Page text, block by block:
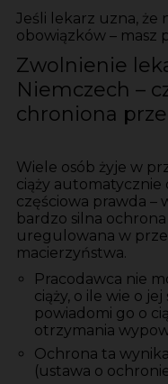
Jeśli lekarz uzna, że
obowiązków – masz
Zwolnienie
Niemczech –
chroniona
Wiele osób żyje w
ciąży
częściowa prawda –
bardzo silna
uregulowana w
macierzyństwa.
Pracodawca nie
ciąży, o ile wie o
powiadomi go o
otrzymania
Ochrona ta
(ustawa o